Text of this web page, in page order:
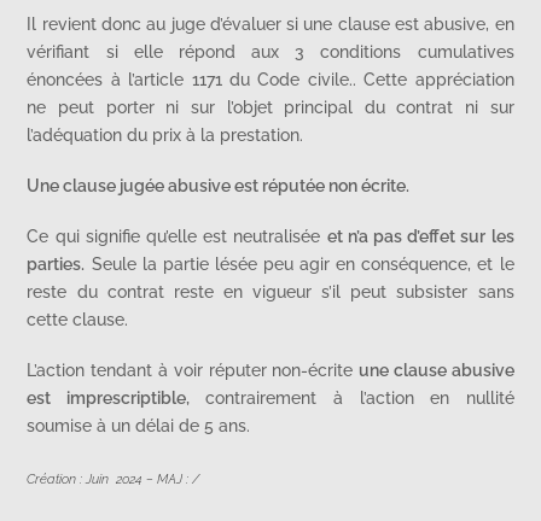
Il revient donc au juge d’évaluer si une clause est abusive, en
vérifiant si elle répond aux 3 conditions cumulatives
énoncées à l’article 1171 du Code civile.. Cette appréciation
ne peut porter ni sur l’objet principal du contrat ni sur
l’adéquation du prix à la prestation.
Une clause jugée abusive est réputée non écrite.
Ce qui signifie qu’elle est neutralisée et n’a pas d’effet sur les
parties. Seule la partie lésée peu agir en conséquence, et le
reste du contrat reste en vigueur s’il peut subsister sans
cette clause.
L’action tendant à voir réputer non-écrite une clause abusive
est imprescriptible,contrairement à l’action en nullité
soumise à un délai de 5 ans.
Création : Juin 2024 – MAJ : /